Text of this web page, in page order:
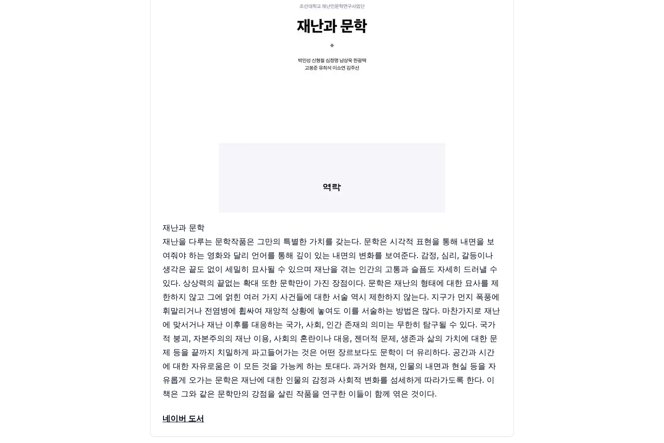
재난과 문학
재난을 다루는 문학작품은 그만의 특별한 가치를 갖는다. 문학은 시각적 표현을 통해 내면을 보
여줘야 하는 영화와 달리 언어를 통해 깊이 있는 내면의 변화를 보여준다. 감정, 심리, 갈등이나
생각은 끝도 없이 세밀히 묘사될 수 있으며 재난을 겪는 인간의 고통과 슬픔도 자세히 드러낼 수
있다. 상상력의 끝없는 확대 또한 문학만이 가진 장점이다. 문학은 재난의 형태에 대한 묘사를 제
한하지 않고 그에 얽힌 여러 가지 사건들에 대한 서술 역시 제한하지 않는다. 지구가 먼지 폭풍에
휘말리거나 전염병에 휩싸여 재앙적 상황에 놓여도 이를 서술하는 방법은 많다. 마찬가지로 재난
에 맞서거나 재난 이후를 대응하는 국가, 사회, 인간 존재의 의미는 무한히 탐구될 수 있다. 국가
적 붕괴, 자본주의의 재난 이용, 사회의 혼란이나 대응, 젠더적 문제, 생존과 삶의 가치에 대한 문
제 등을 끝까지 치밀하게 파고들어가는 것은 어떤 장르보다도 문학이 더 유리하다. 공간과 시간
에 대한 자유로움은 이 모든 것을 가능케 하는 토대다. 과거와 현재, 인물의 내면과 현실 등을 자
유롭게 오가는 문학은 재난에 대한 인물의 감정과 사회적 변화를 섬세하게 따라가도록 한다. 이
책은 그와 같은 문학만의 강점을 살린 작품을 연구한 이들이 함께 엮은 것이다.
네이버 도서